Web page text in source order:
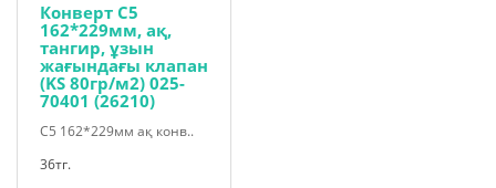
Конверт С5
162*229мм, ақ,
тангир, ұзын
жағындағы клапан
(KS 80гр/м2) 025-
70401 (26210)
С5 162*229мм ақ конв..
36тг.